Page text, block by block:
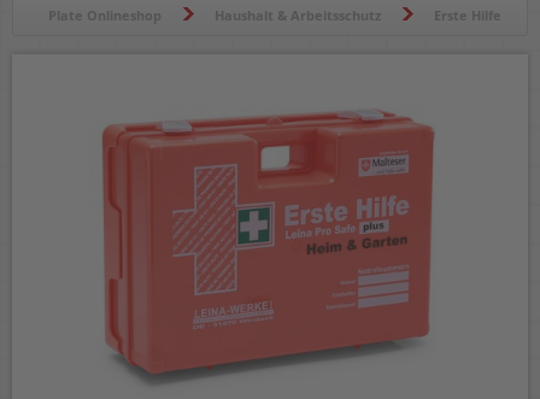
Plate Onlineshop Haushalt & Arbeitsschutz Erste Hilfe
Erste Hilfe Verbandkoffer Leina-Werke Pro Safe plus 21135